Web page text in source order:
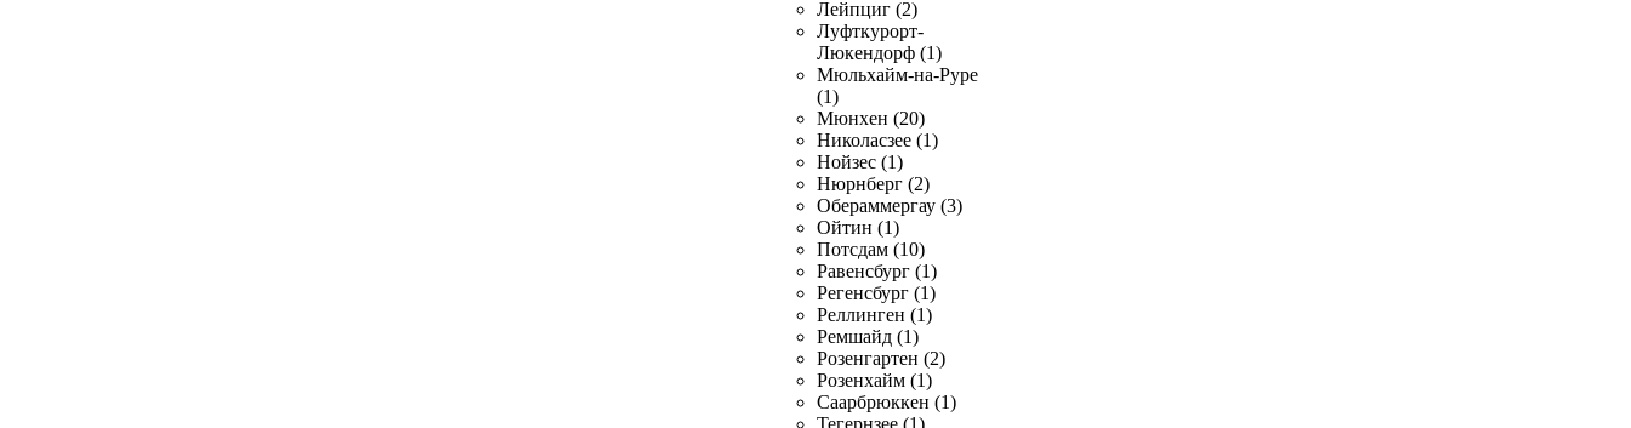
Лейпциг (2)
Луфткурорт-
Люкендорф (1)
Мюльхайм-на-Руре
(1)
Мюнхен (20)
Николасзее (1)
Нойзес (1)
Нюрнберг (2)
Обераммергау (3)
Ойтин (1)
Потсдам (10)
Равенсбург (1)
Регенсбург (1)
Реллинген (1)
Ремшайд (1)
Розенгартен (2)
Розенхайм (1)
Саарбрюккен (1)
Тегернзее (1)